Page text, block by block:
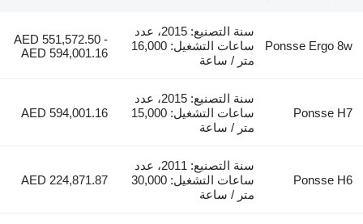
Ponsse Ergo 8w
سنة التصنيع: 2015، عدد
ساعات التشغيل: 16,000
متر / ساعة
AED 551,572.50 -
AED 594,001.16
Ponsse H7
سنة التصنيع: 2015، عدد
ساعات التشغيل: 15,000
متر / ساعة
AED 594,001.16
Ponsse H6
سنة التصنيع: 2011، عدد
ساعات التشغيل: 30,000
متر / ساعة
AED 224,871.87